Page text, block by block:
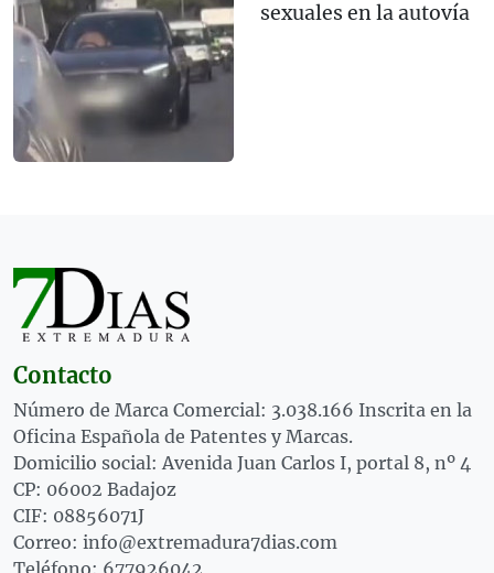
sexuales en la autovía
Contacto
Número de Marca Comercial: 3.038.166 Inscrita en la
Oficina Española de Patentes y Marcas.
Domicilio social: Avenida Juan Carlos I, portal 8, nº 4
CP: 06002 Badajoz
CIF: 08856071J
Correo: info@extremadura7dias.com